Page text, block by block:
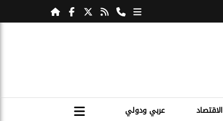
الاقتصاد عربي ودولي